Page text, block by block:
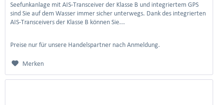
Seefunkanlage mit AIS-Transceiver der Klasse B und integriertem GPS
sind Sie auf dem Wasser immer sicher unterwegs. Dank des integrierten
AIS-Transceivers der Klasse B können Sie...
Preise nur für unsere Handelspartner nach Anmeldung.
Merken